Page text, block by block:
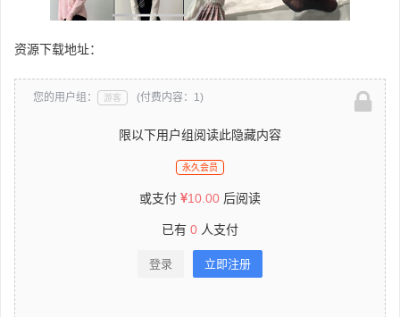
资源下载地址：
您的用户组： 游客 (付费内容：1)
限以下用户组阅读此隐藏内容
永久会员
或支付 10.00 后阅读
已有 0 人支付
登录 立即注册